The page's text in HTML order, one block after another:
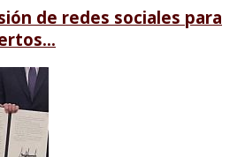
de redes sociales para